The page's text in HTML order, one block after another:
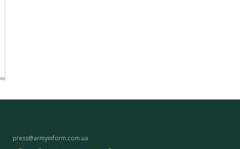
press@armyinform.com.ua